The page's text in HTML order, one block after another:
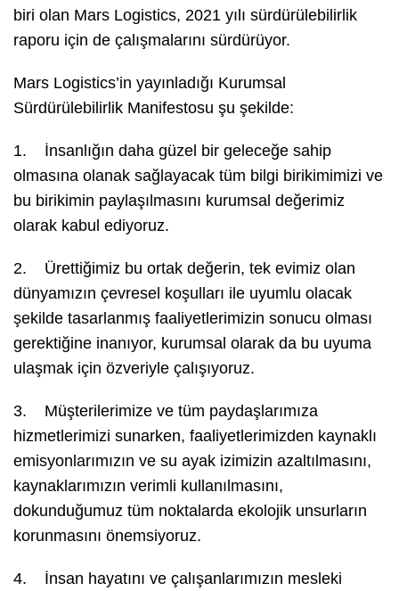
biri olan Mars Logistics, 2021 yılı sürdürülebilirlik
raporu için de çalışmalarını sürdürüyor.
Mars Logistics’in yayınladığı Kurumsal
Sürdürülebilirlik Manifestosu şu şekilde:
1. İnsanlığın daha güzel bir geleceğe sahip
olmasına olanak sağlayacak tüm bilgi birikimimizi ve
bu birikimin paylaşılmasını kurumsal değerimiz
olarak kabul ediyoruz.
2. Ürettiğimiz bu ortak değerin, tek evimiz olan
dünyamızın çevresel koşulları ile uyumlu olacak
şekilde tasarlanmış faaliyetlerimizin sonucu olması
gerektiğine inanıyor, kurumsal olarak da bu uyuma
ulaşmak için özveriyle çalışıyoruz.
3. Müşterilerimize ve tüm paydaşlarımıza
hizmetlerimizi sunarken, faaliyetlerimizden kaynaklı
emisyonlarımızın ve su ayak izimizin azaltılmasını,
kaynaklarımızın verimli kullanılmasını,
dokunduğumuz tüm noktalarda ekolojik unsurların
korunmasını önemsiyoruz.
4. İnsan hayatını ve çalışanlarımızın mesleki